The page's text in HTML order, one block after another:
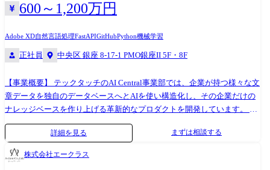
ん。構造・骨格を徹底的に考えてこそ、課題解決に繋がるデザインがで
きると信じており、「論理的かつ情緒的」両方を兼ね備えたデザインを
生み出すことを大切にしています。 *特徴* 0→1案件とリニューアル案件
間も様々です。1つの案件に対し3〜4名の異なる職種のメンバーがアサイ
す。 *今後* クライアントやユーザーの課題解決に繋がる高い品質のアウ
トプットを続けるためには、チーム全体の底上げが欠かせません。自身
の得意分野を伸ばしていただくことはもちろん、互いに学び合うカルチ
ャーを推進し、高い専門性を持つチームでありつづけたいと考えていま
す。 また、プロダクト・サービス単体にとどまらない案件が増えてお
り、UI/UXデザイナーにもUIデザインのスキルだけではなく、戦略など
事業の根幹に関わる部分まで議論し、課題解決する視点が求められてい
600～1,200万円
Adobe XD自然言語処理FastAPIGitHubPython機械学習
正社員 中央区 銀座 8-17-1 PMO銀座II 5F・8F
【事業概要】 テックタッチのAI Central事業部では、企業が持つ様々な文
章データを独自のデータベースへとAIを使い構造化し、その企業だけの
ナレッジベースを作り上げる革新的なプロダクトを開発しています。 特
に定性データを感情や要望を含めた分析可能な形に変換する技術や、業
界・企業特有の文脈を理解した分析が可能な点が特徴的です。 また、蓄
積されたデータをもとにAIがディスカッションパートナーとなり、製品
開発やマーケティング戦略の意思決定をサポートする機能も顧客から評
詳細を見る まずは相談する
株式会社エークラス